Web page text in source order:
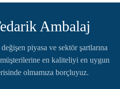
Ambalaj
piyasa ve sektör şartlarına
en kaliteliyi en uygun
olmamıza borçluyuz.